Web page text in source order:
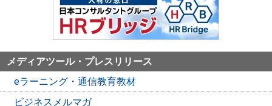
メディアツール・プレスリリース
eラーニング・通信教育教材
ビジネスメルマガ